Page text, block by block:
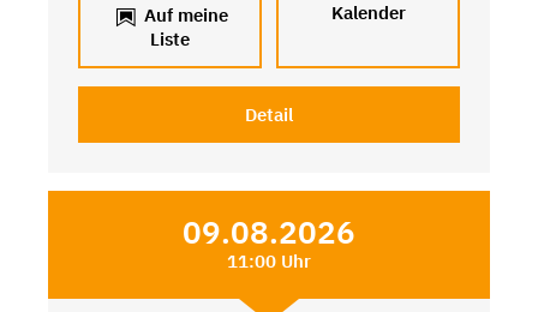
Auf meine
Liste
Kalender
Detail
09.08.2026
11:00 Uhr